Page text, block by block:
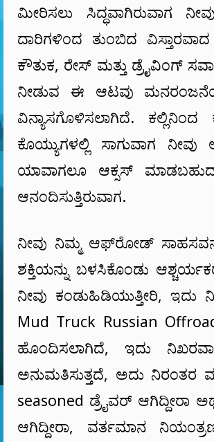
ಮೀರಿಸಲು ಸಿದ್ಧವಾಗಿರುವಾಗ
ದಾರಿಗಳಿಂದ ತುಂಬಿದ ವಿಸ್ತಾರವಾದ
ಕೌತುಕ, ರೇಸ್ ಮತ್ತು ಡ್ರೈವಿಂಗ್
ನೀಡುವ ಈ ಆಟವು ಮನರಂಜನೆಯ
ವಿನ್ಯಾಸಗೊಳಿಸಲಾಗಿದೆ.
ಕೊಯ್ಯುಗಳಲ್ಲಿ ಸಾಗುವಾಗ ನೀವು
ಯಾವಾಗಲೂ ಆಕ್ಸಸ್
ಆನಂದಿಸುತ್ತಿರುವಾಗ.
ನೀವು ನಿಮ್ಮ ಆಫ್‌ರೋಡ್
ಶಕ್ತಿಯನ್ನು ಬಳಸಿಕೊಂಡು
ನೀವು ಕಂಡುಹಿಡಿಯುತ್ತೀರಿ, ಇದು
Mud Truck Russian
ಹೊಂದಿಸಲಾಗಿದೆ, ಇದು
ಅನುಮತಿಸುತ್ತದೆ, ಅದು ನಿರಂತರ
seasoned ಡ್ರೈವರ್
ಆಗಿದ್ದೀರಾ, ವರ್ತಮಾನ